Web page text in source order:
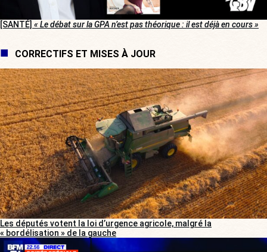
[SANTÉ] « Le débat sur la GPA n’est pas théorique : il est déjà en cours »
CORRECTIFS ET MISES À JOUR
Les députés votent la loi d’urgence agricole, malgré la
« bordélisation » de la gauche